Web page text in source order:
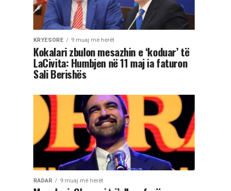
KRYESORE 9 muaj më herët
Kokalari zbulon mesazhin e ‘koduar’ të
LaCivita: Humbjen në 11 maj ia faturon
Sali Berishës
RADAR 9 muaj më herët